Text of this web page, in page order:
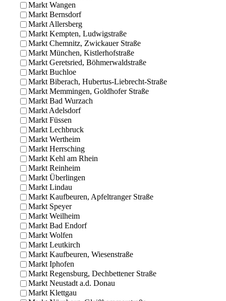
Markt Wangen
Markt Bernsdorf
Markt Allersberg
Markt Kempten, Ludwigstraße
Markt Chemnitz, Zwickauer Straße
Markt München, Kistlerhofstraße
Markt Geretsried, Böhmerwaldstraße
Markt Buchloe
Markt Biberach, Hubertus-Liebrecht-Straße
Markt Memmingen, Goldhofer Straße
Markt Bad Wurzach
Markt Adelsdorf
Markt Füssen
Markt Lechbruck
Markt Wertheim
Markt Herrsching
Markt Kehl am Rhein
Markt Reinheim
Markt Überlingen
Markt Lindau
Markt Kaufbeuren, Apfeltranger Straße
Markt Speyer
Markt Weilheim
Markt Bad Endorf
Markt Wolfen
Markt Leutkirch
Markt Kaufbeuren, Wiesenstraße
Markt Iphofen
Markt Regensburg, Dechbettener Straße
Markt Neustadt a.d. Donau
Markt Klettgau